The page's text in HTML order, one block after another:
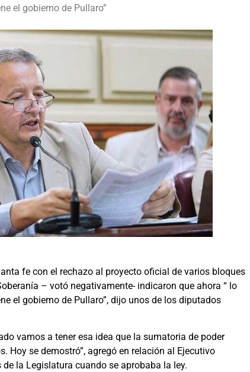
el gobierno de Pullaro”
fe con el rechazo al proyecto oficial de varios bloques
– votó negativamente- indicaron que ahora “ lo
el gobierno de Pullaro”, dijo unos de los diputados
vamos a tener esa idea que la sumatoria de poder
Hoy se demostró”, agregó en relación al Ejecutivo
la Legislatura cuando se aprobaba la ley.